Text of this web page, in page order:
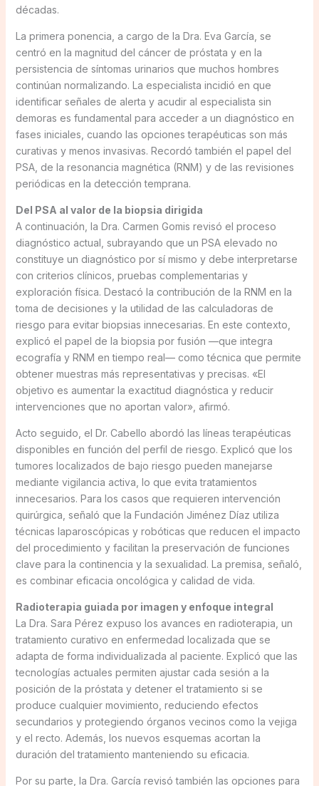
décadas.
La primera ponencia, a cargo de la Dra. Eva García, se
centró en la magnitud del cáncer de próstata y en la
persistencia de síntomas urinarios que muchos hombres
continúan normalizando. La especialista incidió en que
identificar señales de alerta y acudir al especialista sin
demoras es fundamental para acceder a un diagnóstico en
fases iniciales, cuando las opciones terapéuticas son más
curativas y menos invasivas. Recordó también el papel del
PSA, de la resonancia magnética (RNM) y de las revisiones
periódicas en la detección temprana.
Del PSA al valor de la biopsia dirigida
A continuación, la Dra. Carmen Gomis revisó el proceso
diagnóstico actual, subrayando que un PSA elevado no
constituye un diagnóstico por sí mismo y debe interpretarse
con criterios clínicos, pruebas complementarias y
exploración física. Destacó la contribución de la RNM en la
toma de decisiones y la utilidad de las calculadoras de
riesgo para evitar biopsias innecesarias. En este contexto,
explicó el papel de la biopsia por fusión —que integra
ecografía y RNM en tiempo real— como técnica que permite
obtener muestras más representativas y precisas. «El
objetivo es aumentar la exactitud diagnóstica y reducir
intervenciones que no aportan valor», afirmó.
Acto seguido, el Dr. Cabello abordó las líneas terapéuticas
disponibles en función del perfil de riesgo. Explicó que los
tumores localizados de bajo riesgo pueden manejarse
mediante vigilancia activa, lo que evita tratamientos
innecesarios. Para los casos que requieren intervención
quirúrgica, señaló que la Fundación Jiménez Díaz utiliza
técnicas laparoscópicas y robóticas que reducen el impacto
del procedimiento y facilitan la preservación de funciones
clave para la continencia y la sexualidad. La premisa, señaló,
es combinar eficacia oncológica y calidad de vida.
Radioterapia guiada por imagen y enfoque integral
La Dra. Sara Pérez expuso los avances en radioterapia, un
tratamiento curativo en enfermedad localizada que se
adapta de forma individualizada al paciente. Explicó que las
tecnologías actuales permiten ajustar cada sesión a la
posición de la próstata y detener el tratamiento si se
produce cualquier movimiento, reduciendo efectos
secundarios y protegiendo órganos vecinos como la vejiga
y el recto. Además, los nuevos esquemas acortan la
duración del tratamiento manteniendo su eficacia.
Por su parte, la Dra. García revisó también las opciones para